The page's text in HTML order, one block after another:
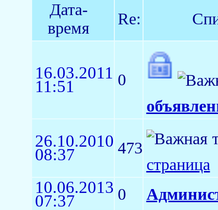
Дата-
время
Re:
16.03.2011
11:51
0
26.10.2010
08:37
473
страница
10.06.2013
07:37 0